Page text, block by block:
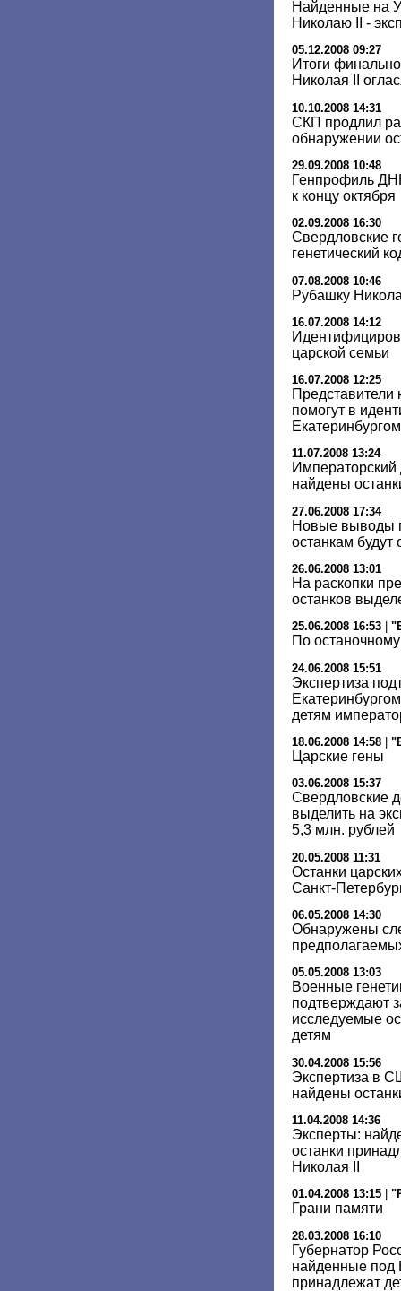
Найденные на
Николаю II -
05.12.2008 09:27
Итоги
Николая II
10.10.2008 14:31
СКП продлил
обнаружении
29.09.2008 10:48
Генпрофиль
к концу октября
02.09.2008 16:30
Свердловские
генетический
07.08.2008 10:46
Рубашку
16.07.2008 14:12
царской семьи
16.07.2008 12:25
помогут в
11.07.2008 13:24
Императорский
найдены
27.06.2008 17:34
Новые выводы
останкам
26.06.2008 13:01
На раскопки
останков
25.06.2008 16:53
По
24.06.2008 15:51
Экспертиза
детям
18.06.2008 14:58
Царские гены
03.06.2008 15:37
Свердловские
выделить на
5,3 млн. рублей
20.05.2008 11:31
Останки
Санкт-
06.05.2008 14:30
Обнаружены
05.05.2008 13:03
Военные
подтверждают
исследуемые
детям
30.04.2008 15:56
Экспертиза в
найдены
11.04.2008 14:36
Эксперты:
останки
Николая II
01.04.2008 13:15
Грани памяти
28.03.2008 16:10
Губернатор
найденные под
принадлежат